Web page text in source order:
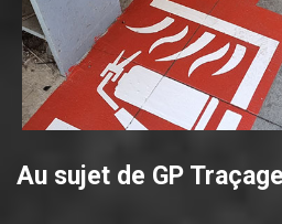
Au sujet de GP